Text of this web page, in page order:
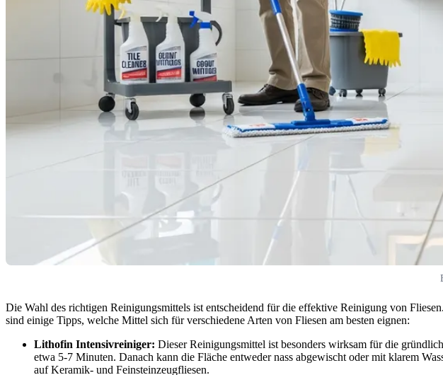
Die Wahl des richtigen Reinigungsmittels ist entscheidend für die effektive Reinigung von
sind einige Tipps, welche Mittel sich für verschiedene Arten von Fliesen am besten eignen:
Lithofin Intensivreiniger: Dieser Reinigungsmittel ist besonders wirksam für die
etwa 5-7 Minuten. Danach kann die Fläche entweder nass abgewischt oder mit klarem
auf Keramik- und Feinsteinzeugfliesen.